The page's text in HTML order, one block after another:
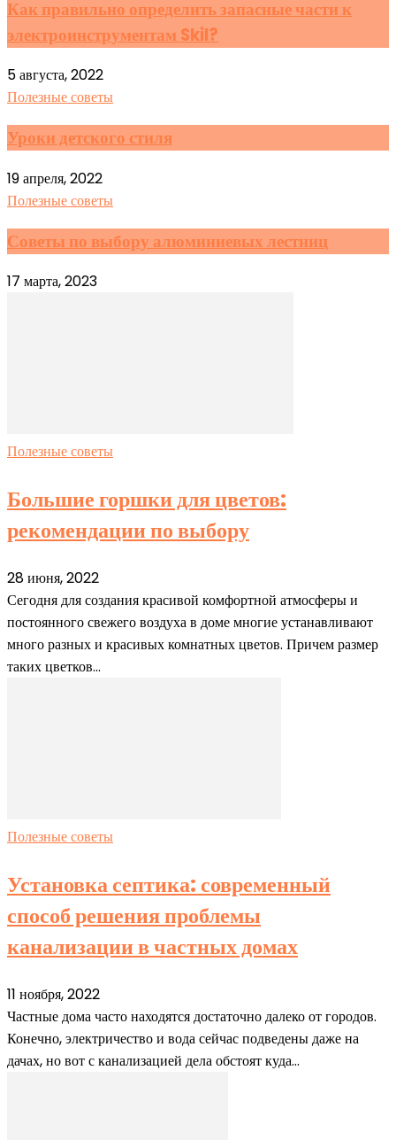
Как правильно определить запасные части к
электроинструментам Skil?
5 августа, 2022
Полезные советы
Уроки детского стиля
19 апреля, 2022
Полезные советы
Советы по выбору алюминиевых лестниц
17 марта, 2023
Полезные советы
Большие горшки для цветов:
рекомендации по выбору
28 июня, 2022
Сегодня для создания красивой комфортной атмосферы и
постоянного свежего воздуха в доме многие устанавливают
много разных и красивых комнатных цветов. Причем размер
таких цветков...
Полезные советы
Установка септика: современный
способ решения проблемы
канализации в частных домах
11 ноября, 2022
Частные дома часто находятся достаточно далеко от городов.
Конечно, электричество и вода сейчас подведены даже на
дачах, но вот с канализацией дела обстоят куда...